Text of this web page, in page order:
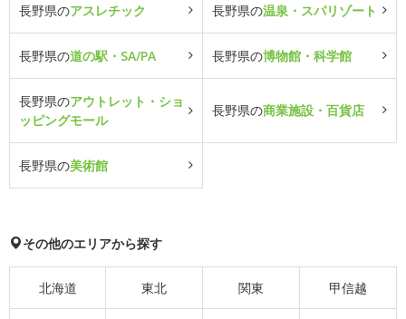
長野県のアスレチック 長野県の温泉・スパリゾート
長野県の道の駅・SA/PA 長野県の博物館・科学館
長野県のアウトレット・ショ
ッピングモール
長野県の商業施設・百貨店
長野県の美術館
その他のエリアから探す
北海道 東北 関東 甲信越